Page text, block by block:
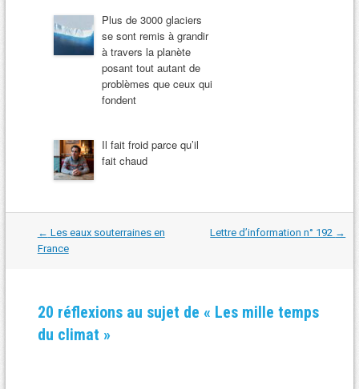
Plus de 3000 glaciers
se sont remis à grandir
à travers la planète
posant tout autant de
problèmes que ceux qui
fondent
Il fait froid parce qu’il
fait chaud
Navigation
dans
les
← Les eaux souterraines en
France
Lettre d’information n° 192 →
20 réflexions au sujet de « Les mille temps
du climat »